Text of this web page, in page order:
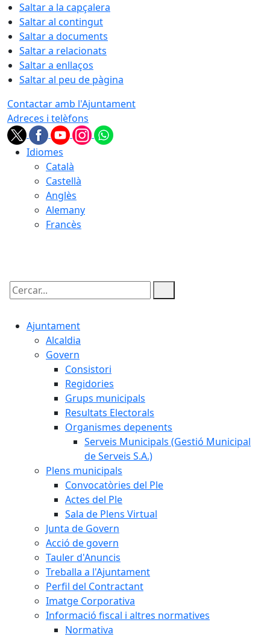
Saltar a la capçalera
Saltar al contingut
Saltar a documents
Saltar a relacionats
Saltar a enllaços
Saltar al peu de pàgina
Contactar amb l'Ajuntament
Adreces i telèfons
Idiomes
Català
Castellà
Anglès
Alemany
Francès
Cercar:
Ajuntament
Alcaldia
Govern
Consistori
Regidories
Grups municipals
Resultats Electorals
Organismes depenents
Serveis Municipals (Gestió Municipal
de Serveis S.A.)
Plens municipals
Convocatòries del Ple
Actes del Ple
Sala de Plens Virtual
Junta de Govern
Acció de govern
Tauler d'Anuncis
Treballa a l'Ajuntament
Perfil del Contractant
Imatge Corporativa
Informació fiscal i altres normatives
Normativa